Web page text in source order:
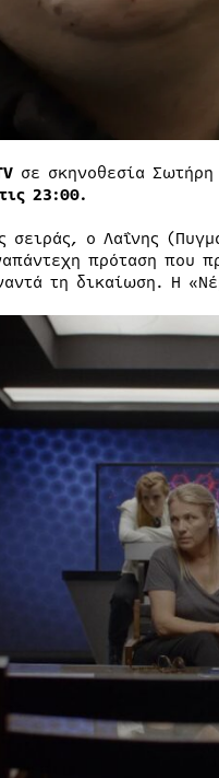
σε σκηνοθεσία Σωτήρη
23:00.
σειράς, ο Λαΐνης
πρόταση που
τη δικαίωση. Η